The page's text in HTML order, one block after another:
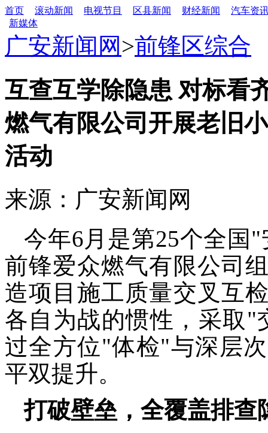
首页 滚动新闻 电视节目 区县新闻 财经新闻
汽车资
新媒体
广安新闻网 >前锋区综合
互查互学除隐患 对标
燃气有限公司开展老旧
活动
来源：广安新闻网
今年6月是第25个全国
前锋爱众燃气有限公司
造项目施工质量交叉互
各自为战的惯性，采取"
过全方位"体检"与深层
平双提升。
打破壁垒，全覆盖排查